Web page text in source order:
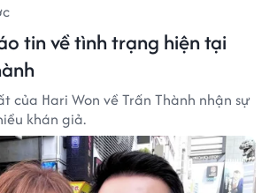
tin về tình trạng hiện tại
của Hari Won về Trấn Thành nhận sự
khán giả.